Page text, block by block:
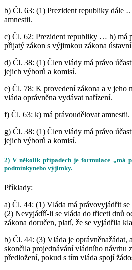
b) Čl. 63: (1) Prezident republiky dále
amnestii.
c) Čl. 62: Prezident republiky … h) má
přijatý zákon s výjimkou zákona
d) Čl. 38: (1) Člen vlády má právo
jejich výborů a komisí.
e) Čl. 78: K provedení zákona a v jeho
vláda oprávněna vydávat nařízení.
f) Čl. 63: k) má právoudělovat amnestii.
g) Čl. 38: (1) Člen vlády má právo
jejich výborů a komisí.
2) V několik případech je formulace „má
podmínkynebo výjimky.
Příklady:
a) Čl. 44: (1) Vláda má právovyjádřit se
(2) Nevyjádří-li se vláda do třiceti dnů
zákona doručen, platí, že se vyjádřila
b) Čl. 44: (3) Vláda je oprávněnažádat,
skončila projednávání vládního návrhu
předložení, pokud s tím vláda spojí